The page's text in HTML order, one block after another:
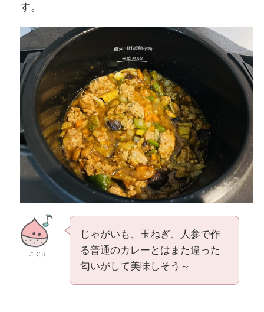
す。
こぐり
じゃがいも、玉ねぎ、人参で作
る普通のカレーとはまた違った
匂いがして美味しそう～